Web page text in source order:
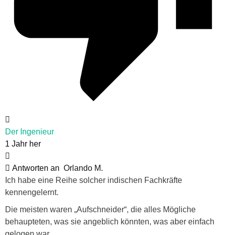
Der Ingenieur
1 Jahr her
Antworten an Orlando M.
Ich habe eine Reihe solcher indischen Fachkräfte
kennengelernt.
Die meisten waren „Aufschneider“, die alles Mögliche
behaupteten, was sie angeblich könnten, was aber einfach